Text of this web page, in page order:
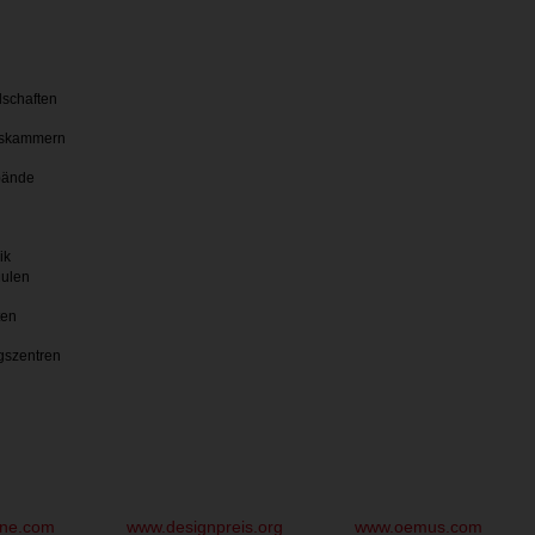
www.designpreis.org www.oemus.com